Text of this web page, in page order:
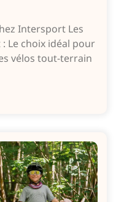
Intersport Les
Le choix idéal pour
vélos tout-terrain